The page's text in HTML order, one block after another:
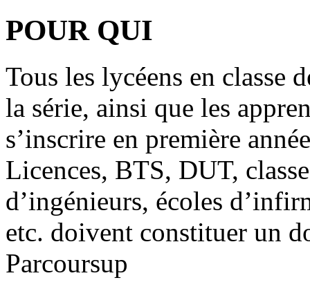
POUR QUI
Tous les lycéens en classe
la série, ainsi que les
s’inscrire en première
Licences, BTS, DUT,
d’ingénieurs, écoles
etc. doivent constituer un
Parcoursup